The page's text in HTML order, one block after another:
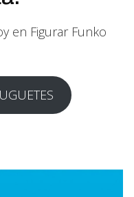
en Figurar Funko